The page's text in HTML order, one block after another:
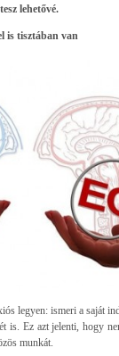
lehetővé.
is tisztában van
legyen: ismeri a saját
is. Ez azt jelenti, hogy
munkát.